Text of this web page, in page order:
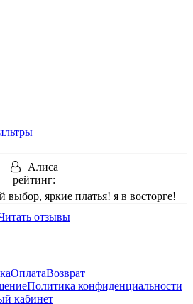
Алиса
рейтинг:
яркие платья! я в восторге!
отзывы
ОплатаВозврат
Политика конфиденциальности
кабинет